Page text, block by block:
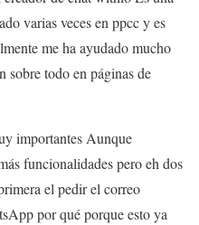
varias veces en ppcc y es
me ha ayudado mucho
sobre todo en páginas de
importantes Aunque
funcionalidades pero eh dos
el pedir el correo
por qué porque esto ya